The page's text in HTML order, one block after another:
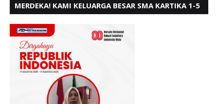
MERDEKA! KAMI KELUARGA BESAR SMA KARTIKA 1-5
BERSATU BERD